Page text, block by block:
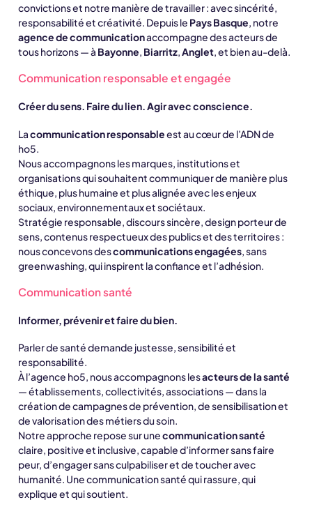
convictions et notre manière de travailler : avec sincérité,
responsabilité et créativité. Depuis le Pays Basque, notre
agence de communicationaccompagne des acteurs de
tous horizons — à Bayonne, Biarritz,Anglet, et bien au-delà.
Communication responsable et engagée
Créer du sens. Faire du lien. Agir avec conscience.
Lacommunication responsableest au cœur de l’ADN de
ho5.
Nous accompagnons les marques, institutions et
organisations qui souhaitent communiquer de manière plus
éthique, plus humaine et plus alignée avec les enjeux
sociaux, environnementaux et sociétaux.
Stratégie responsable, discours sincère, design porteur de
sens, contenus respectueux des publics et des territoires :
nous concevons descommunications engagées, sans
greenwashing, qui inspirent la confiance et l’adhésion.
Communication santé
Informer, prévenir et faire du bien.
Parler de santé demande justesse, sensibilité et
responsabilité.
À l’agence ho5, nous accompagnons lesacteurs de la santé
— établissements, collectivités, associations — dans la
création de campagnes de prévention, de sensibilisation et
de valorisation des métiers du soin.
Notre approche repose sur unecommunication santé
claire, positive et inclusive, capable d’informer sans faire
peur, d’engager sans culpabiliser et de toucher avec
humanité. Une communication santé qui rassure, qui
explique et qui soutient.